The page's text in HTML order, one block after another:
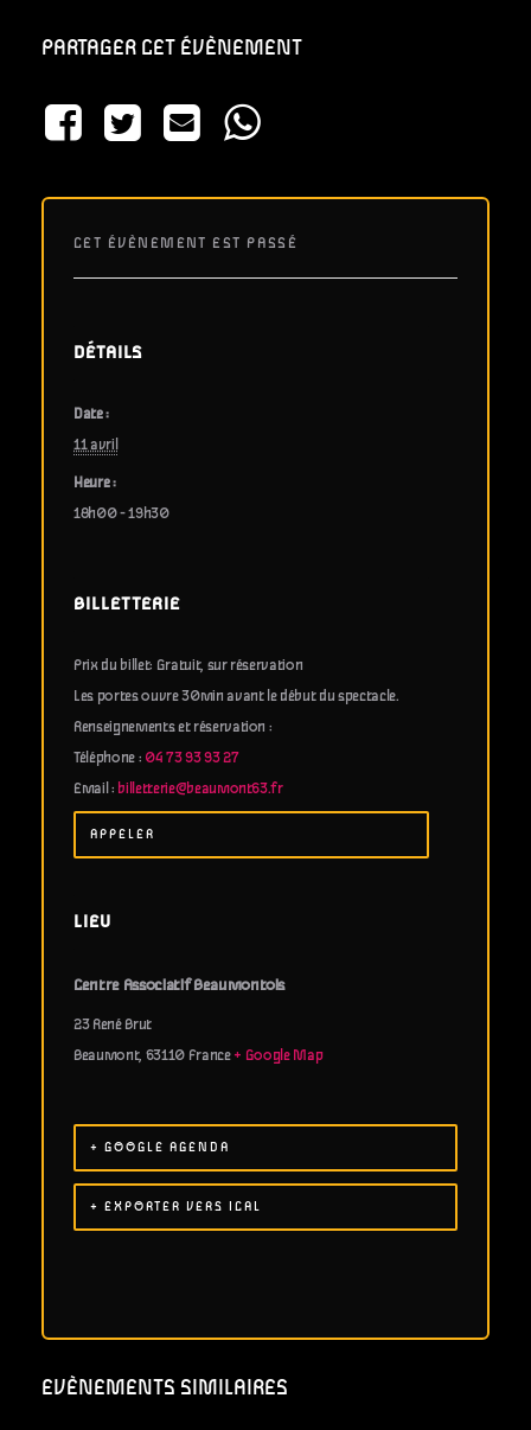
PARTAGER CET ÉVÈNEMENT
CET ÉVÈNEMENT EST PASSÉ
DÉTAILS
Date :
11 avril
Heure :
18h00 - 19h30
BILLETTERIE
Prix du billet: Gratuit, sur réservation
Les portes ouvre 30min avant le début du spectacle.
Renseignements et réservation :
Téléphone : 04 73 93 93 27
Email : billetterie@beaumont63.fr
APPELER
LIEU
Centre Associatif Beaumontois
23 René Brut
Beaumont, 63110 France + Google Map
+ GOOGLE AGENDA
+ EXPORTER VERS ICAL
EVÈNEMENTS SIMILAIRES